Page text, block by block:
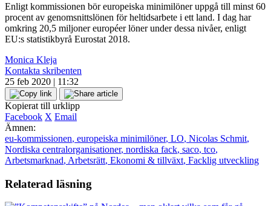
Enligt kommissionen bör europeiska minimilöner uppgå till minst 60
procent av genomsnittslönen för heltidsarbete i ett land. I dag har
omkring 20,5 miljoner européer löner under dessa nivåer, enligt
EU:s statistikbyrå Eurostat 2018.
Monica Kleja
Kontakta skribenten
25 feb 2020 | 11:32
Kopierat till urklipp
Facebook X Email
Ämnen:
eu-kommissionen, europeiska minimilöner, LO, Nicolas Schmit,
Nordiska centralorganisationer, nordiska fack, saco, tco,
Arbetsmarknad, Arbetsrätt, Ekonomi & tillväxt, Facklig utveckling
Relaterad läsning